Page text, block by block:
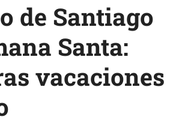
de Santiago
Santa:
vacaciones